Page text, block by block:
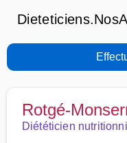
Rotgé-
Diététicien